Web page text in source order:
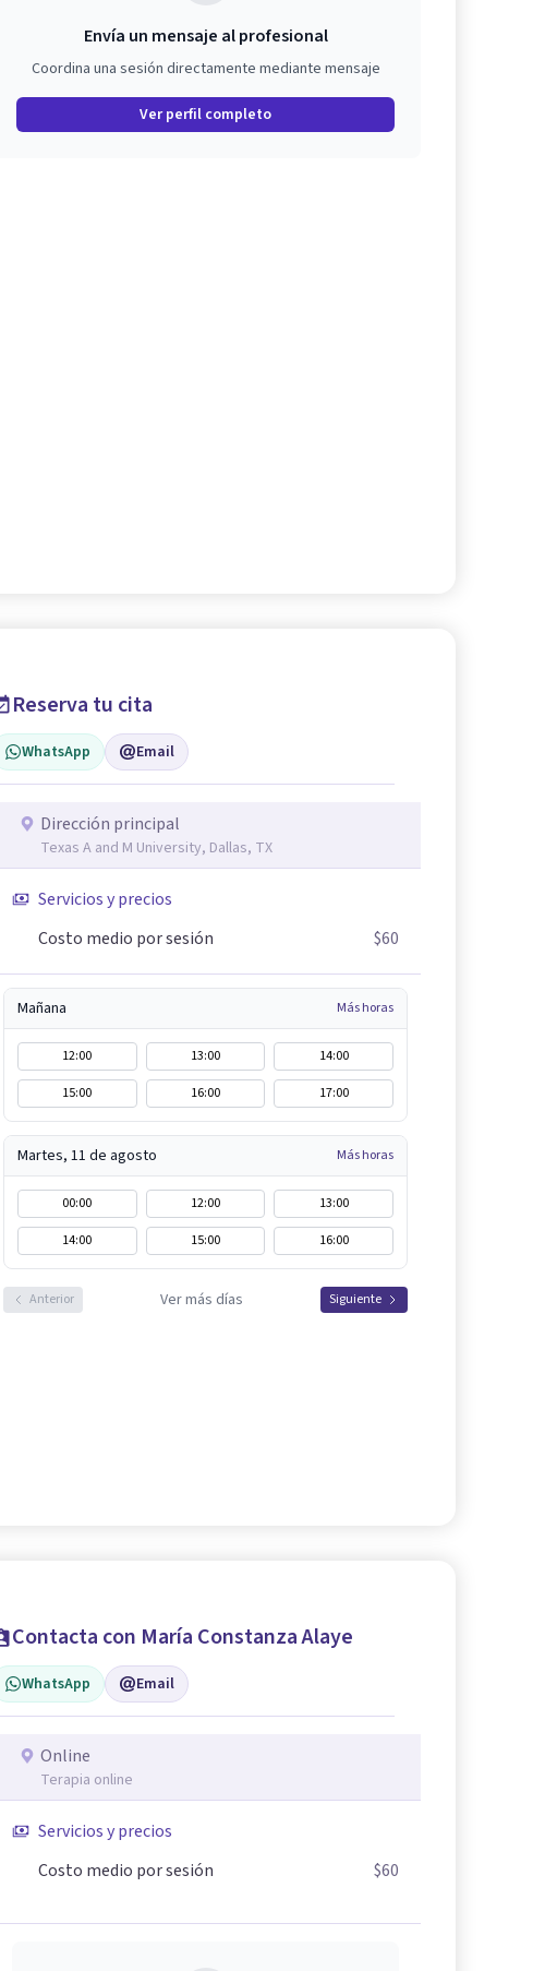
Envía un mensaje al profesional
Coordina una sesión directamente mediante mensaje
Ver perfil completo
Reserva tu cita
WhatsApp Email
Dirección principal
Texas A and M University, Dallas, TX
Servicios y precios
Costo medio por sesión
$60
Mañana Más horas
12:00 13:00
14:00
15:00
16:00 17:00
Martes, 11 de agosto Más horas
00:00 12:00
13:00
14:00
15:00 16:00
Anterior Ver más días Siguiente
Contacta con María Constanza Alaye
WhatsApp Email
Online
Terapia online
Servicios y precios
Costo medio por sesión
$60